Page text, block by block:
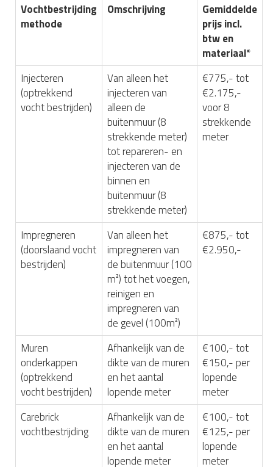
Vochtbestrijding
methode
Omschrijving
Gemiddelde
prijs incl.
btw en
materiaal*
Injecteren
(optrekkend
vocht bestrijden)
Van alleen het
injecteren van
alleen de
buitenmuur (8
strekkende meter)
tot repareren- en
injecteren van de
binnen en
buitenmuur (8
strekkende meter)
€775,- tot
€2.175,-
voor 8
strekkende
meter
Impregneren
(doorslaand vocht
bestrijden)
Van alleen het
impregneren van
de buitenmuur (100
m²) tot het voegen,
reinigen en
impregneren van
de gevel (100m²)
€875,- tot
€2.950,-
Muren
onderkappen
(optrekkend
vocht bestrijden)
Afhankelijk van de
dikte van de muren
en het aantal
lopende meter
€100,- tot
€150,- per
lopende
meter
Carebrick
vochtbestrijding
Afhankelijk van de
dikte van de muren
en het aantal
lopende meter
€100,- tot
€125,- per
lopende
meter